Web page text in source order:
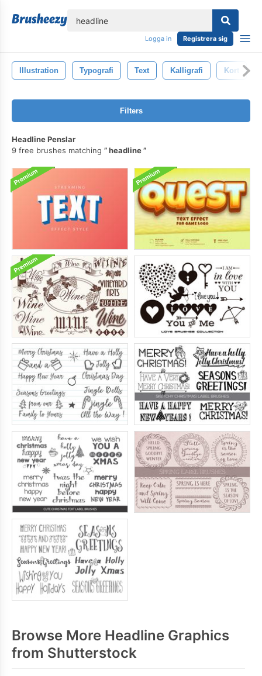
Logga in Registrera sig
Illustration Typografi Text Kalligrafi Kort
Filters
Headline Penslar
9 free brushes matching
headline
Browse More Headline Graphics
from Shutterstock